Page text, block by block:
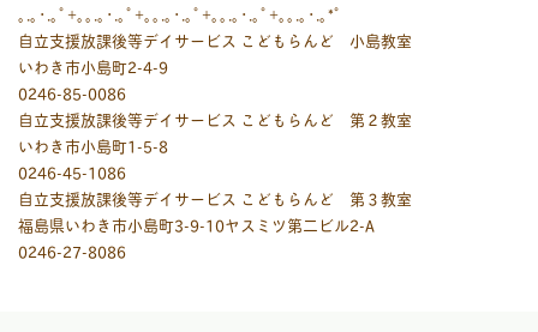
｡.｡･.｡ﾟ+｡｡.｡･.｡ﾟ+｡｡.｡･.｡ﾟ+｡｡.｡･.｡ﾟ+｡｡.｡･.｡*ﾟ
自立支援放課後等デイサービス こどもらんど 小島教室
いわき市小島町2-4-9
0246-85-0086
自立支援放課後等デイサービス こどもらんど 第２教室
いわき市小島町1-5-8
0246-45-1086
自立支援放課後等デイサービス こどもらんど 第３教室
福島県いわき市小島町3-9-10ヤスミツ第二ビル2-A
0246-27-8086